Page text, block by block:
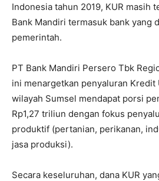
Indonesia tahun 2019, KUR masih
Bank Mandiri termasuk bank yang
pemerintah.
PT Bank Mandiri Persero Tbk
ini menargetkan penyaluran Kredit
wilayah Sumsel mendapat porsi
Rp1,27 triliun dengan fokus
produktif (pertanian, perikanan,
jasa produksi).
Secara keseluruhan, dana KUR